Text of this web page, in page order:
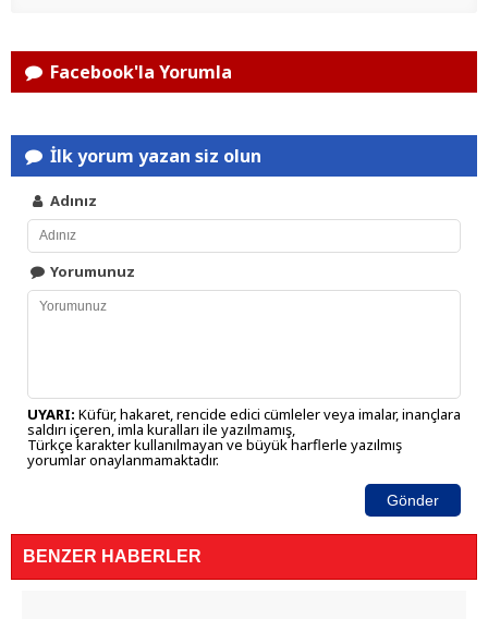
Facebook'la Yorumla
İlk yorum yazan siz olun
Adınız
Yorumunuz
UYARI: Küfür, hakaret, rencide edici cümleler veya imalar, inançlara
saldırı içeren, imla kuralları ile yazılmamış,
Türkçe karakter kullanılmayan ve büyük harflerle yazılmış
yorumlar onaylanmamaktadır.
Gönder
BENZER HABERLER